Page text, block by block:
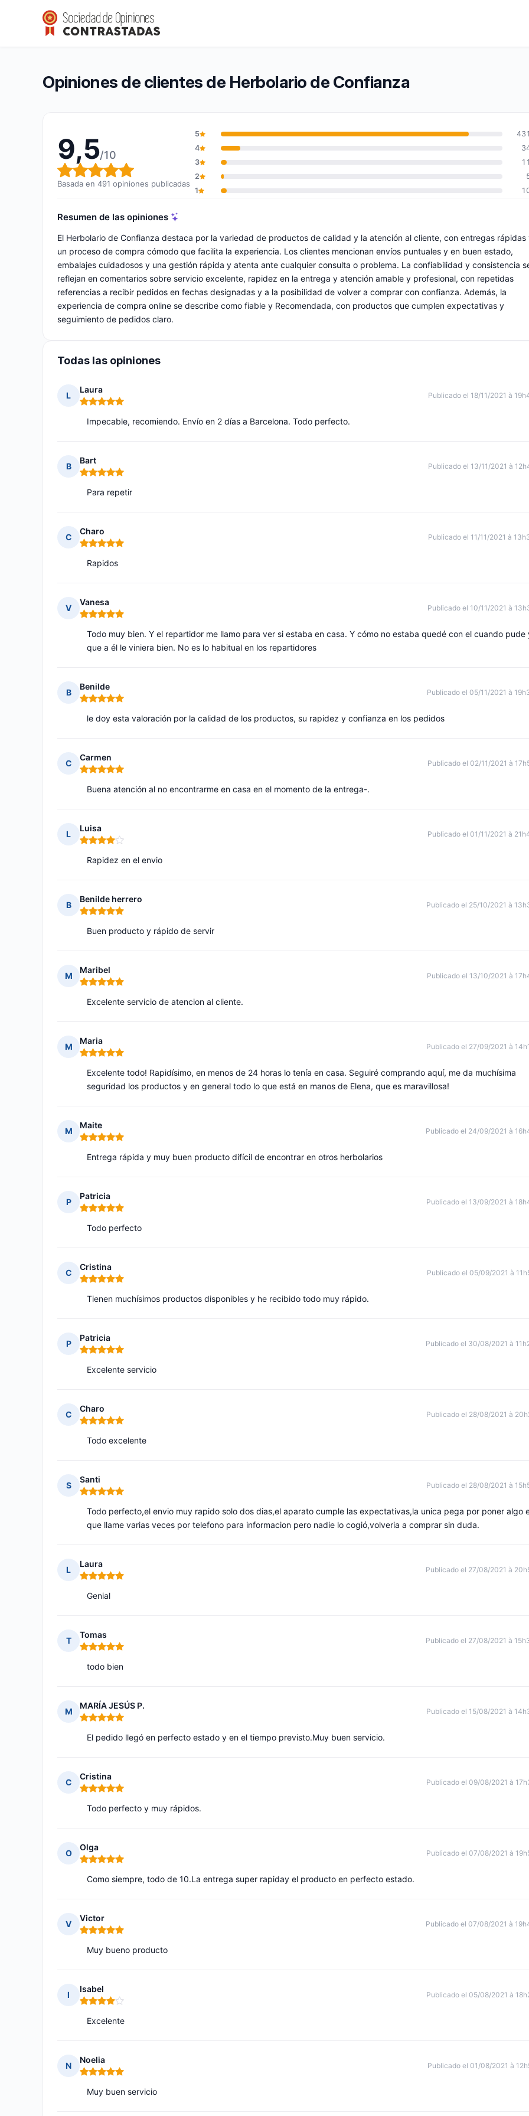
Herbolario de Confianza
Calificación global: 9,5 de 10
9,5/10(491 opiniones)
Opiniones de clientes de Herbolario de Confianza
9,5/10
Calificación global: 9,5 de 10
Basada en 491 opiniones publicadas
5
431
4
3
11
2
1
Resumen de las opiniones
El Herbolario de Confianza destaca por la variedad de productos de calidad y la atención al cliente, con entregas rápidas
un proceso de compra cómodo que facilita la experiencia. Los clientes mencionan envíos puntuales y en buen estado,
embalajes cuidadosos y una gestión rápida y atenta ante cualquier consulta o problema. La confiabilidad y consistencia
reflejan en comentarios sobre servicio excelente, rapidez en la entrega y atención amable y profesional, con repetidas
referencias a recibir pedidos en fechas designadas y a la posibilidad de volver a comprar con confianza. Además, la
experiencia de compra online se describe como fiable y Recomendada, con productos que cumplen expectativas y
seguimiento de pedidos claro.
Todas las opiniones
L
Laura
Nota: 5 de 5
Publicado el 18/11/2021 à
Impecable, recomiendo. Envío en 2 días a Barcelona. Todo perfecto.
B
Bart
Nota: 5 de 5
Publicado el 13/11/2021 à
Para repetir
C
Charo
Nota: 5 de 5
Publicado el 11/11/2021 à
Rapidos
V
Vanesa
Nota: 5 de 5
Publicado el 10/11/2021 à
Todo muy bien. Y el repartidor me llamo para ver si estaba en casa. Y cómo no estaba quedé con el cuando pude
que a él le viniera bien. No es lo habitual en los repartidores
B
Benilde
Nota: 5 de 5
Publicado el 05/11/2021 à
le doy esta valoración por la calidad de los productos, su rapidez y confianza en los pedidos
C
Carmen
Nota: 5 de 5
Publicado el 02/11/2021 à
Buena atención al no encontrarme en casa en el momento de la entrega-.
L
Luisa
Nota: 4 de 5
Publicado el 01/11/2021 à
Rapidez en el envio
B
Benilde herrero
Nota: 5 de 5
Publicado el 25/10/2021 à
Buen producto y rápido de servir
M
Maribel
Nota: 5 de 5
Publicado el 13/10/2021 à
Excelente servicio de atencion al cliente.
M
Maria
Nota: 5 de 5
Publicado el 27/09/2021 à
Excelente todo! Rapidísimo, en menos de 24 horas lo tenía en casa. Seguiré comprando aquí, me da muchísima
seguridad los productos y en general todo lo que está en manos de Elena, que es maravillosa!
M
Maite
Nota: 5 de 5
Publicado el 24/09/2021 à
Entrega rápida y muy buen producto difícil de encontrar en otros herbolarios
P
Patricia
Nota: 5 de 5
Publicado el 13/09/2021 à
Todo perfecto
C
Cristina
Nota: 5 de 5
Publicado el 05/09/2021 à
Tienen muchísimos productos disponibles y he recibido todo muy rápido.
P
Patricia
Nota: 5 de 5
Publicado el 30/08/2021 à
Excelente servicio
C
Charo
Nota: 5 de 5
Publicado el 28/08/2021 à
Todo excelente
S
Santi
Nota: 5 de 5
Publicado el 28/08/2021 à
Todo perfecto,el envio muy rapido solo dos dias,el aparato cumple las expectativas,la unica pega por poner algo
que llame varias veces por telefono para informacion pero nadie lo cogió,volveria a comprar sin duda.
L
Laura
Nota: 5 de 5
Publicado el 27/08/2021 à
Genial
T
Tomas
Nota: 5 de 5
Publicado el 27/08/2021 à
todo bien
M
MARÍA JESÚS P.
Nota: 5 de 5
Publicado el 15/08/2021 à
El pedido llegó en perfecto estado y en el tiempo previsto.Muy buen servicio.
C
Cristina
Nota: 5 de 5
Publicado el 09/08/2021 à
Todo perfecto y muy rápidos.
O
Olga
Nota: 5 de 5
Publicado el 07/08/2021 à
Como siempre, todo de 10.La entrega super rapiday el producto en perfecto estado.
V
Victor
Nota: 5 de 5
Publicado el 07/08/2021 à
Muy bueno producto
I
Isabel
Nota: 4 de 5
Publicado el 05/08/2021 à
Excelente
N
Noelia
Nota: 5 de 5
Publicado el 01/08/2021 à
Muy buen servicio